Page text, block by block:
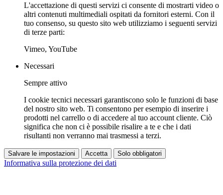
L'accettazione di questi servizi ci consente di mostrarti video o
altri contenuti multimediali ospitati da fornitori esterni. Con il
tuo consenso, su questo sito web utilizziamo i seguenti servizi
di terze parti:
Vimeo, YouTube
Necessari
Sempre attivo
I cookie tecnici necessari garantiscono solo le funzioni di base
del nostro sito web. Ti consentono per esempio di inserire i
prodotti nel carrello o di accedere al tuo account cliente. Ciò
significa che non ci è possibile risalire a te e che i dati
risultanti non verranno mai trasmessi a terzi.
Salvare le impostazioni Accetta Solo obbligatori
Informativa sulla protezione dei dati